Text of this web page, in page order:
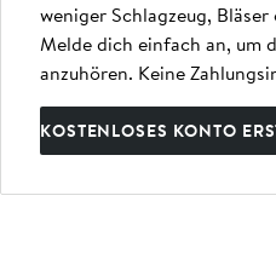
weniger Schlagzeug,
Melde dich einfach an, um
anzuhören. Keine
KOSTENLOSES KONTO